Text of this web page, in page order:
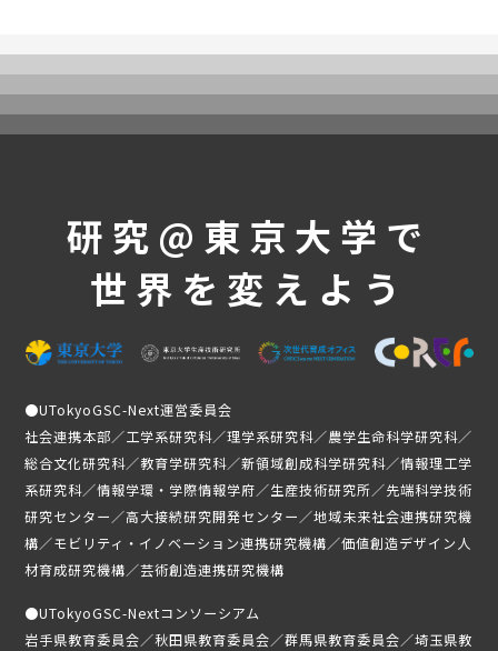
研究@東京大学で
世界を変えよう
●UTokyoGSC-Next運営委員会
社会連携本部／工学系研究科／理学系研究科／農学生命科学研究科／
総合文化研究科／教育学研究科／新領域創成科学研究科／情報理工学
系研究科／情報学環・学際情報学府／生産技術研究所／先端科学技術
研究センター／高大接続研究開発センター／地域未来社会連携研究機
構／モビリティ・イノベーション連携研究機構／価値創造デザイン人
材育成研究機構／芸術創造連携研究機構
●UTokyoGSC-Nextコンソーシアム
岩手県教育委員会／秋田県教育委員会／群馬県教育委員会／埼玉県教